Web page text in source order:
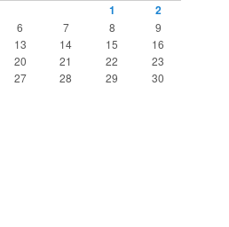
1
2
6 7 8
9
13 14 15
16
20 21 22
23
27 28 29
30